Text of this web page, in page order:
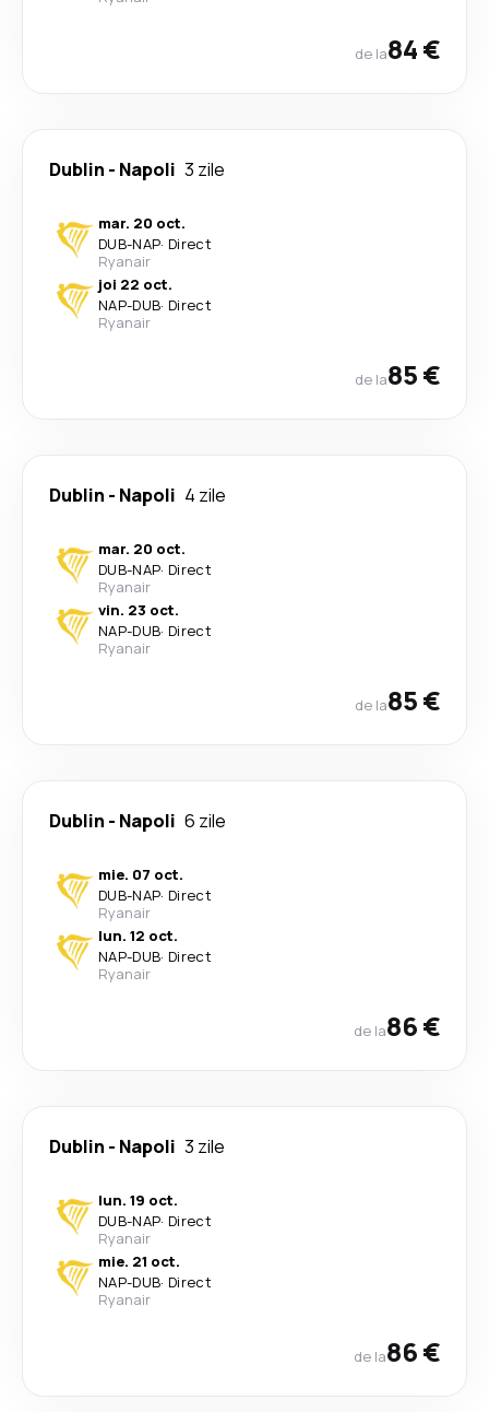
de la84 €
Dublin - Napoli 3 zile
mar. 20 oct.
DUB-NAP· Direct
Ryanair
joi 22 oct.
NAP-DUB· Direct
Ryanair
de la85 €
Dublin - Napoli 4 zile
mar. 20 oct.
DUB-NAP· Direct
Ryanair
vin. 23 oct.
NAP-DUB· Direct
Ryanair
de la85 €
Dublin - Napoli 6 zile
mie. 07 oct.
DUB-NAP· Direct
Ryanair
lun. 12 oct.
NAP-DUB· Direct
Ryanair
de la86 €
Dublin - Napoli 3 zile
lun. 19 oct.
DUB-NAP· Direct
Ryanair
mie. 21 oct.
NAP-DUB· Direct
Ryanair
de la86 €